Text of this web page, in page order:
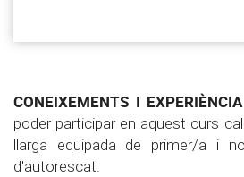
CONEIXEMENTS I
poder participar en aquest curs
llarga equipada de primer/a i
d'autorescat.